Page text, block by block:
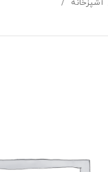
آشپزخانه